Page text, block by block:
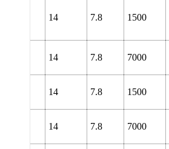
14 7.8 1500
14 7.8 7000
14 7.8 1500
14 7.8 7000